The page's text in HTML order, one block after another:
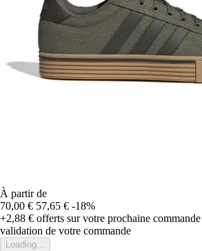
À partir de
70,00 € 57,65 € -18%
+2,88 € offerts sur votre prochaine commande
validation de votre commande
Loading...